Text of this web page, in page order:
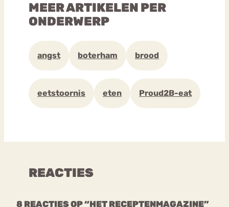
MEER ARTIKELEN PER
ONDERWERP
angst boterham brood
eetstoornis eten Proud2B-eat
REACTIES
8 REACTIES OP “HET RECEPTENMAGAZINE”